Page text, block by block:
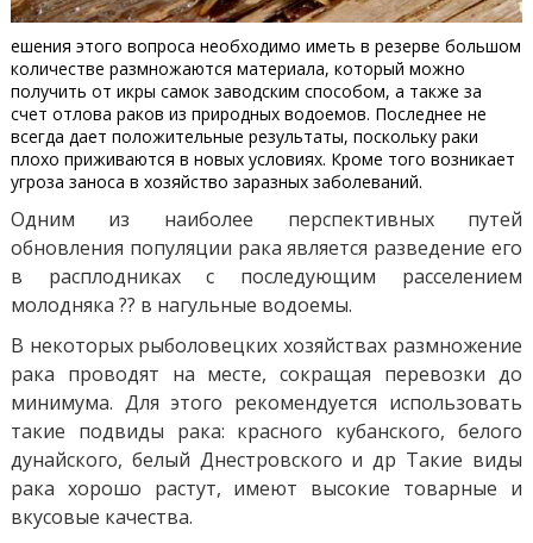
ешения этого вопроса необходимо иметь в резерве большом
количестве размножаются материала, который можно
получить от икры самок заводским способом, а также за
счет отлова раков из природных водоемов. Последнее не
всегда дает положительные результаты, поскольку раки
плохо приживаются в новых условиях. Кроме того возникает
угроза заноса в хозяйство заразных заболеваний.
Одним из наиболее перспективных путей
обновления популяции рака является разведение его
в расплодниках с последующим расселением
молодняка ?? в нагульные водоемы.
В некоторых рыболовецких хозяйствах размножение
рака проводят на месте, сокращая перевозки до
минимума. Для этого рекомендуется использовать
такие подвиды рака: красного кубанского, белого
дунайского, белый Днестровского и др Такие виды
рака хорошо растут, имеют высокие товарные и
вкусовые качества.